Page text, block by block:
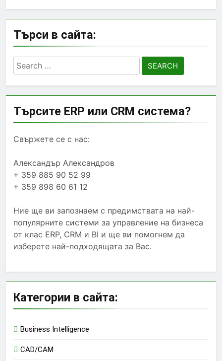
Търси в сайта:
Search
for:
Търсите ERP или CRM система?
Свържете се с нас:
Александър Александров
+ 359 885 90 52 99
+ 359 898 60 61 12
Ние ще ви запознаем с предимствата на най-
популярните системи за управление на бизнеса
от клас ERP, CRM и BI и ще ви помогнем да
изберете най-подходящата за Вас.
Категории в сайта:
Business Intelligence
CAD/CAM